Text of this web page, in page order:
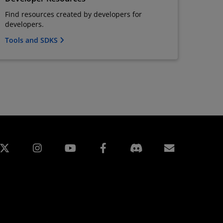
Find resources created by developers for
developers.
Tools and SDKS
Instagram Facebook